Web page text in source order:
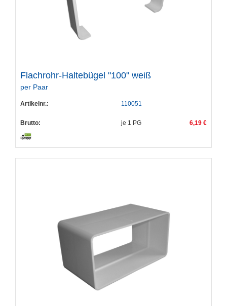
Flachrohr-Haltebügel "100" weiß
per Paar
Artikelnr.: 110051
Brutto: je 1 PG 6,19 €